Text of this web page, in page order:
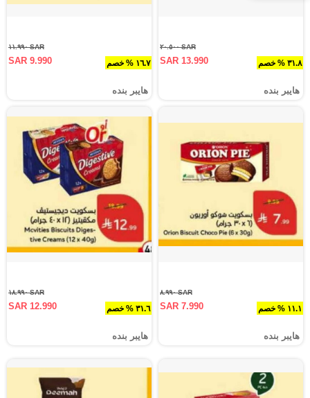
٣١.٨ % خصم
SAR ٢٠.٥٠٠
SAR 13.990
هايبر بنده
١٦.٧ % خصم
SAR ١١.٩٩٠
SAR 9.990
هايبر بنده
١١.١ % خصم
SAR ٨.٩٩٠
SAR 7.990
هايبر بنده
٣١.٦ % خصم
SAR ١٨.٩٩٠
SAR 12.990
هايبر بنده